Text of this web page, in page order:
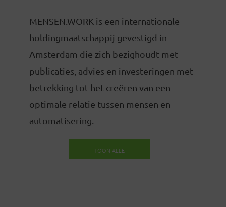
MENSEN.WORK is een internationale
holdingmaatschappij gevestigd in
Amsterdam die zich bezighoudt met
publicaties, advies en investeringen met
betrekking tot het creëren van een
optimale relatie tussen mensen en
automatisering.
TOON ALLE